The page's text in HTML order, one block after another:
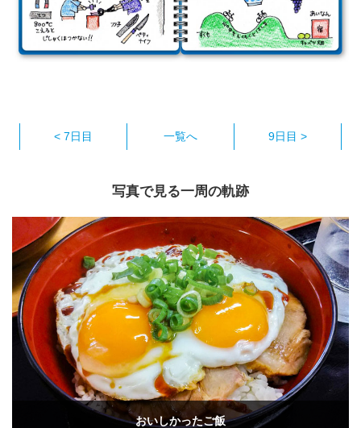
< 7日目 一覧へ 9日目 >
写真で見る一周の軌跡
おいしかったご飯